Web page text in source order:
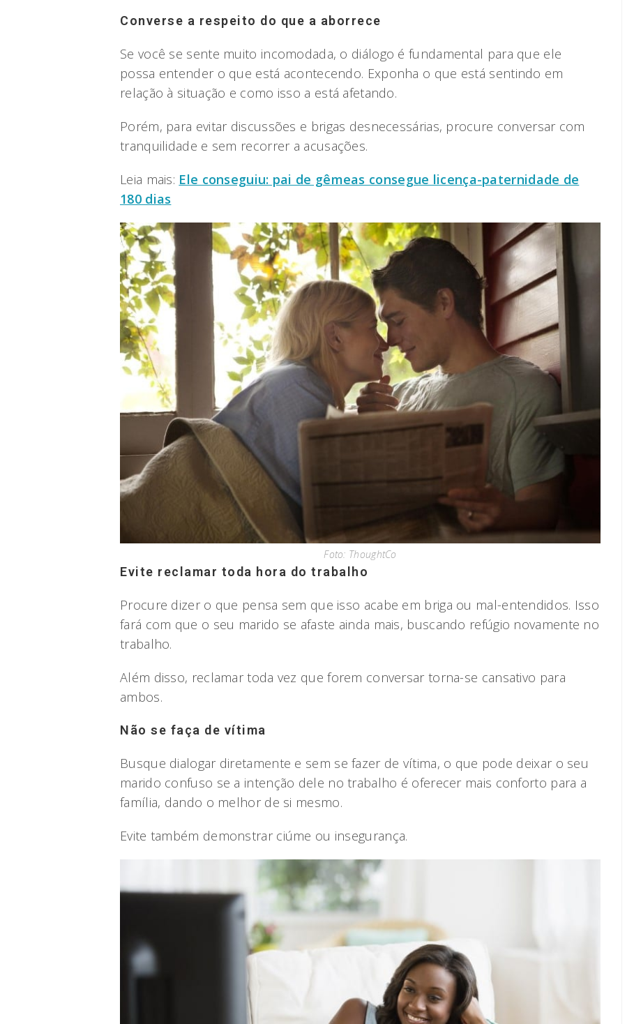
Converse a respeito do que a aborrece
Se você se sente muito incomodada, o diálogo é fundamental para que ele
possa entender o que está acontecendo. Exponha o que está sentindo em
relação à situação e como isso a está afetando.
Porém, para evitar discussões e brigas desnecessárias, procure conversar com
tranquilidade e sem recorrer a acusações.
Leia mais: Ele conseguiu: pai de gêmeas consegue licença-paternidade de
180 dias
Foto: ThoughtCo
Evite reclamar toda hora do trabalho
Procure dizer o que pensa sem que isso acabe em briga ou mal-entendidos. Isso
fará com que o seu marido se afaste ainda mais, buscando refúgio novamente no
trabalho.
Além disso, reclamar toda vez que forem conversar torna-se cansativo para
ambos.
Não se faça de vítima
Busque dialogar diretamente e sem se fazer de vítima, o que pode deixar o seu
marido confuso se a intenção dele no trabalho é oferecer mais conforto para a
família, dando o melhor de si mesmo.
Evite também demonstrar ciúme ou insegurança.